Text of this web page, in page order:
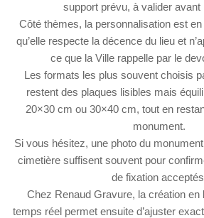
support prévu, à valider avant
Côté thèmes, la personnalisation est
qu’elle respecte la décence du lieu et
ce que la Ville rappelle par le
Les formats les plus souvent choisis
restent des plaques lisibles mais
20×30 cm ou 30×40 cm, tout en
monument.
Si vous hésitez, une photo du
cimetière suffisent souvent pour
de fixation
Chez Renaud Gravure, la création en
temps réel permet ensuite d’ajuster